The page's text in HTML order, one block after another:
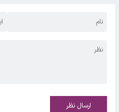
ارسال نظر